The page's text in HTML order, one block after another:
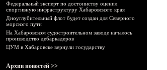
Федеральный эксперт по достоинству оценил
спортивную инфраструктуру Хабаровского края
Дноуглубительный флот будет создан для Северного
морского пути
На Хабаровском судостроительном заводе началось
производство дебаркадеров
ЦУМ в Хабаровске вернули государству
Архив новостей >>